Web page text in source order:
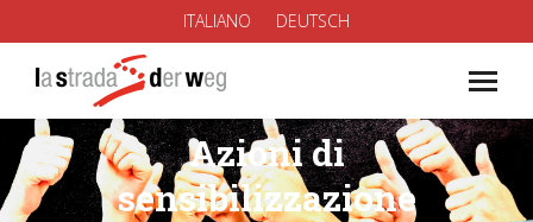
ITALIANO DEUTSCH
Azioni di
sensibilizzazione
You are here: